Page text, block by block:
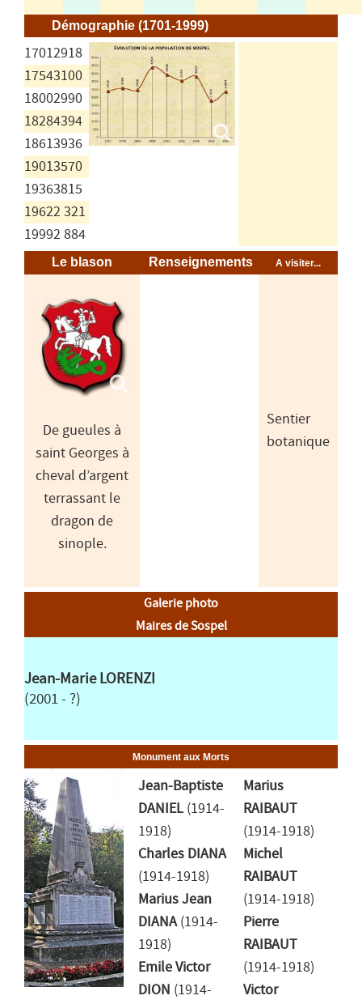
Démographie (1701-1999)
17012918
17543100
18002990
18284394
18613936
19013570
19363815
19622 321
19992 884
Le blason Renseignements A visiter...
De gueules à
saint Georges à
cheval d’argent
terrassant le
dragon de
sinople.
Sentier
botanique
Galerie photo
Maires de Sospel
Jean-Marie LORENZI
(2001 - ?)
Monument aux Morts
Jean-Baptiste
DANIEL (1914-
1918)
Charles DIANA
(1914-1918)
Marius Jean
DIANA(1914-
1918)
Emile Victor
DION (1914-
Marius
RAIBAUT
(1914-1918)
Michel
RAIBAUT
(1914-1918)
Pierre
RAIBAUT
(1914-1918)
Victor